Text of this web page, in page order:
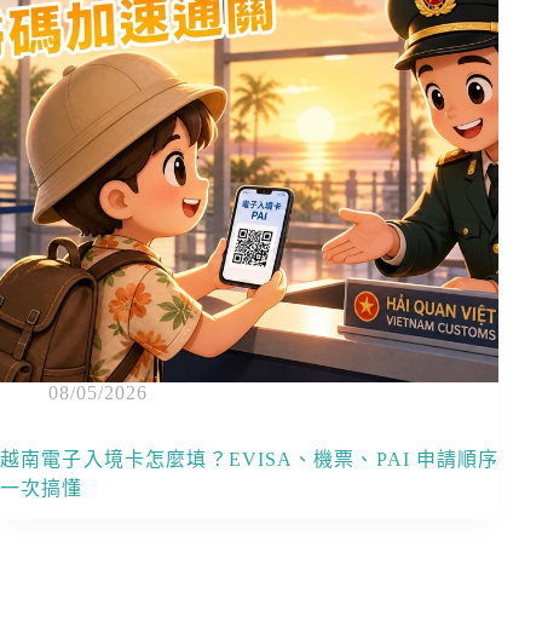
08/05/2026
越南電子入境卡怎麼填？EVISA、機票、PAI 申請順序
一次搞懂